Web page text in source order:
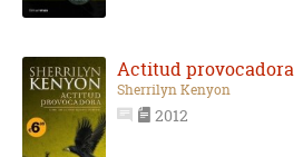
Actitud provocadora
Sherrilyn Kenyon
2012